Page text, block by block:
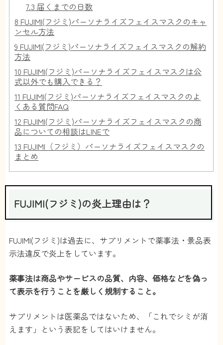
7.3 届くまでの日数
8 FUJIMI(フジミ)パーソナライズフェイスマスクのキャ
ンセル方法
9 FUJIMI(フジミ)パーソナライズフェイスマスクの解約
方法
10 FUJIMI(フジミ)パーソナライズフェイスマスクは公
式以外でも購入できる？
11 FUJIMI(フジミ)パーソナライズフェイスマスクのよ
くある質問FAQ
12 FUJIMI(フジミ)パーソナライズフェイスマスクの商
品についての相談はLINEで
13 FUJIMI（フジミ）パーソナライズフェイスマスクの
まとめ
FUJIMI(フジミ)の炎上理由は？
FUJIMI(フジミ)は過去に、サプリメントで薬事法・景品表
示法違反で炎上をしています。
薬事法は商品やサービスの品質、内容、価格などを偽っ
て表示を行うことを厳しく規制すること。
サプリメントは医薬品ではないため、「これでシミが消
えます」という表記をしてはいけません。